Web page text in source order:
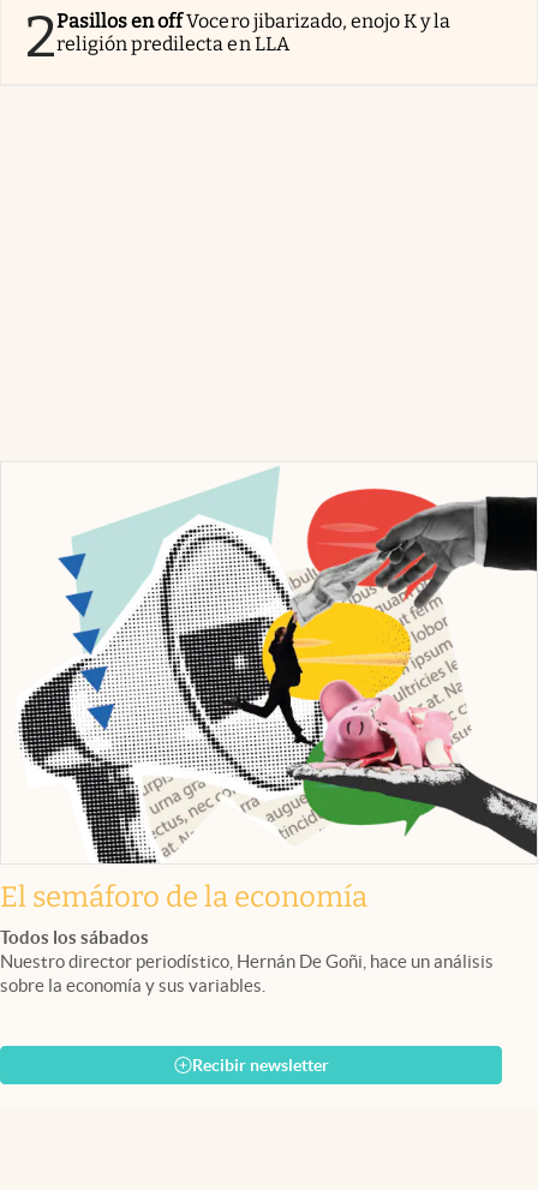
2Pasillos en offVocero jibarizado, enojo K y la
religión predilecta en LLA
El semáforo de la economía
Todos los sábados
Nuestro director periodístico, Hernán De Goñi, hace un análisis
sobre la economía y sus variables.
Recibir newsletter